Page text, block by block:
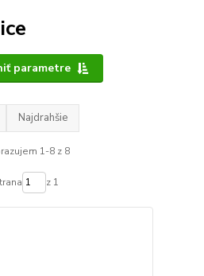
parametre
Najdrahšie
1-8 z 8
z 1